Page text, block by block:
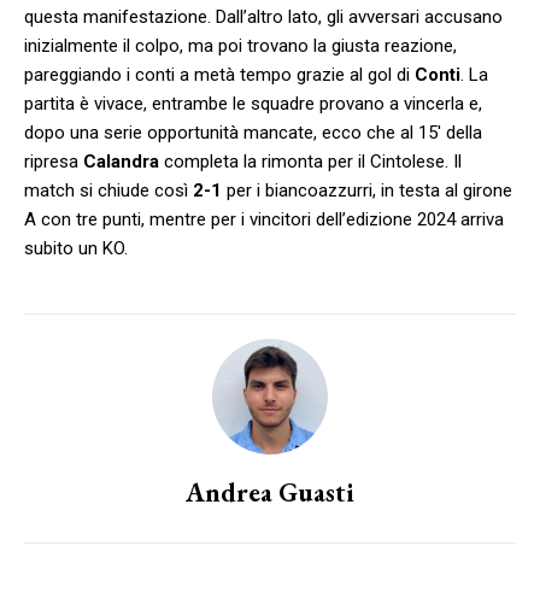
questa manifestazione. Dall’altro lato, gli avversari accusano
inizialmente il colpo, ma poi trovano la giusta reazione,
pareggiando i conti a metà tempo grazie al gol di Conti. La
partita è vivace, entrambe le squadre provano a vincerla e,
dopo una serie opportunità mancate, ecco che al 15′ della
ripresa Calandra completa la rimonta per il Cintolese. Il
match si chiude così 2-1 per i biancoazzurri, in testa al girone
A con tre punti, mentre per i vincitori dell’edizione 2024 arriva
subito un KO.
Andrea Guasti